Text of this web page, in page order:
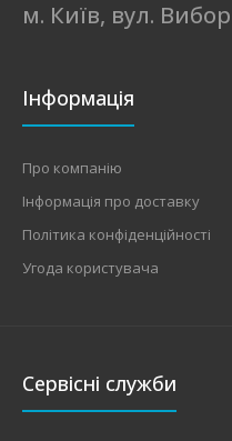
м. Київ, вул.
Інформація
Про компанію
Інформація про доставку
Політика конфіденційності
Угода користувача
Сервісні служби